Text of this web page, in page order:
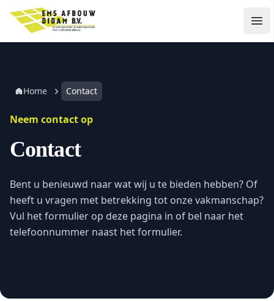
naar
EMS Afbouw Didam B.V.
Home Contact
Neem contact op
Contact
Bent u benieuwd naar wat wij u te bieden hebben? Of
heeft u vragen met betrekking tot onze vakmanschap?
Vul het formulier op deze pagina in of bel naar het
telefoonnummer naast het formulier.